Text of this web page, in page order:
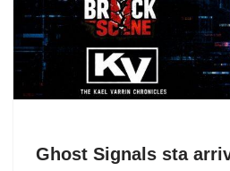
Ghost Signals sta